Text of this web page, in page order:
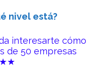
nivel está?
interesartecómo
de 50 empresas
★★